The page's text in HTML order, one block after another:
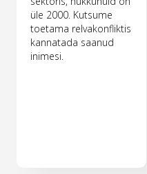
üle 2000. Kutsume
toetama relvakonfliktis
kannatada saanud
inimesi.